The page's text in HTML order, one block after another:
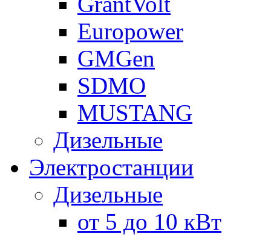
Europower
GMGen
SDMO
MUSTANG
Дизельные
Электростанции
Дизельные
от 5 до 10 кВт